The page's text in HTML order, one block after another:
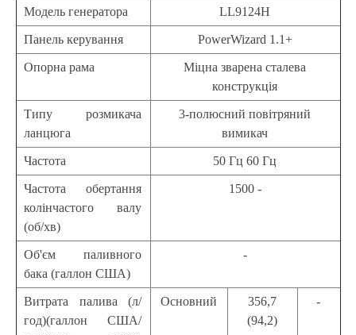
Модель генератора LL9124H
Панель керування PowerWizard 1.1+
Опорна рама
Міцна зварена сталева
конструкція
Типу розмикача
ланцюга
3-полюсний повітряний
вимикач
Частота 50 Гц 60 Гц
Частота обертання
колінчастого валу
(об/хв)
1500 -
Об'єм паливного
бака (галлон США)
-
Витрата палива (л/
год)(галлон США/
Основний
356,7
(94,2)
-